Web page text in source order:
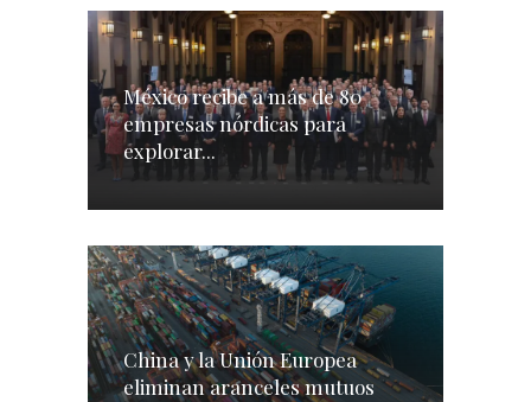
México recibe a más de 80
empresas nórdicas para
explorar...
China y la Unión Europea
eliminan aranceles mutuos